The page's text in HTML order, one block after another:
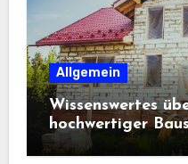
Allgemein
Wissenswertes
hochwertiger
beim Hausbau